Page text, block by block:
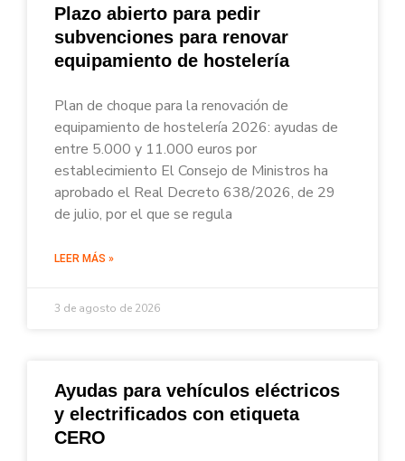
Plazo abierto para pedir
subvenciones para renovar
equipamiento de hostelería
Plan de choque para la renovación de
equipamiento de hostelería 2026: ayudas de
entre 5.000 y 11.000 euros por
establecimiento El Consejo de Ministros ha
aprobado el Real Decreto 638/2026, de 29
de julio, por el que se regula
LEER MÁS »
3 de agosto de 2026
Ayudas para vehículos eléctricos
y electrificados con etiqueta
CERO